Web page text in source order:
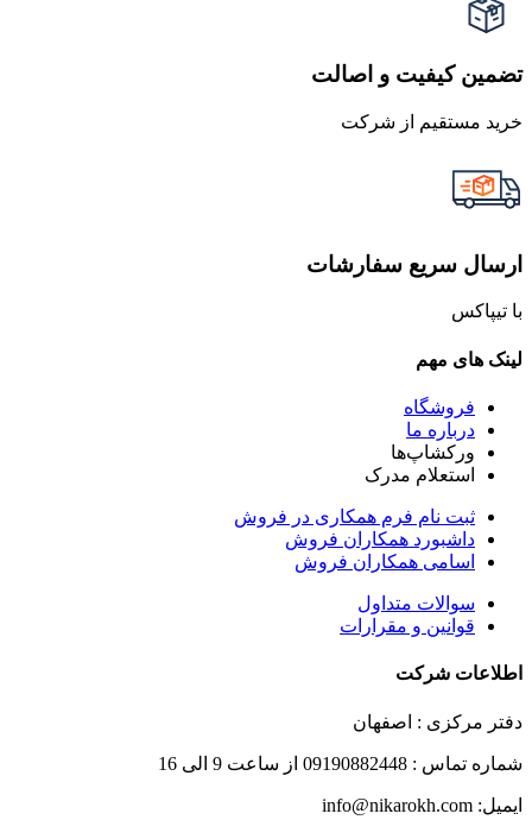
تضمین کیفیت و اصالت
خرید مستقیم از شرکت
ارسال سریع سفارشات
با تیپاکس
لینک های مهم
فروشگاه
درباره ما
ورکشاپ‌ها
استعلام مدرک
ثبت نام فرم همکاری در فروش
داشبورد همکاران فروش
اسامی همکاران فروش
سوالات متداول
قوانین و مقرارات
اطلاعات شرکت
دفتر مرکزی : اصفهان
شماره تماس : 09190882448 از ساعت 9 الی 16
ایمیل: info@nikarokh.com